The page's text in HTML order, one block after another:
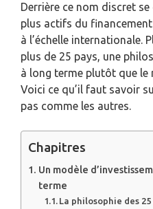
Derrière ce nom discret se
plus actifs du financement
à l’échelle internationale.
plus de 25 pays, une
à long terme plutôt que le
Voici ce qu’il faut savoir
pas comme les autres.
Chapitres
Un modèle
terme
La philosophie des 25